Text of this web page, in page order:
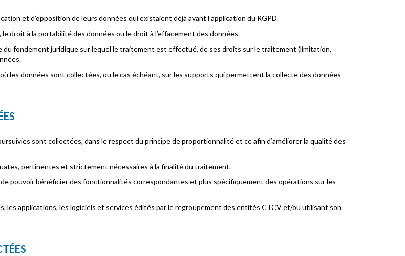
et d’opposition de leurs données qui existaient déjà avant l’application du RGPD.
droit à la portabilité des données ou le droit à l’effacement des données.
fondement juridique sur lequel le traitement est effectué, de ses droits sur le traitement (limitation,
les données sont collectées, ou le cas échéant, sur les supports qui permettent la collecte des données
sont collectées, dans le respect du principe de proportionnalité et ce afin d’améliorer la qualité des
pertinentes et strictement nécessaires à la finalité du traitement.
pouvoir bénéficier des fonctionnalités correspondantes et plus spécifiquement des opérations sur les
applications, les logiciels et services édités par le regroupement des entités CTCV et/ou utilisant son